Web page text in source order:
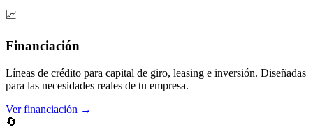
📈
Financiación
Líneas de crédito para capital de giro, leasing e inversión. Diseñadas
para las necesidades reales de tu empresa.
Ver financiación →
🔄